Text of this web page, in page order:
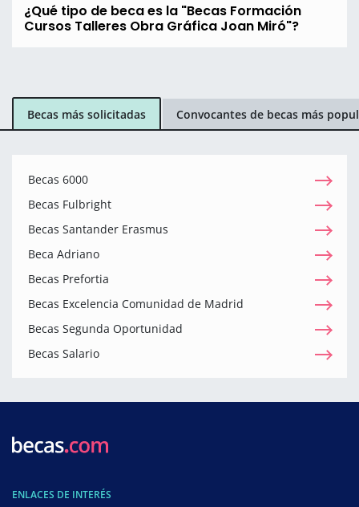
¿Qué tipo de beca es la "Becas Formación
Cursos Talleres Obra Gráfica Joan Miró"?
Becas más solicitadas Convocantes de becas más
Becas 6000
Becas Fulbright
Becas Santander Erasmus
Beca Adriano
Becas Prefortia
Becas Excelencia Comunidad de Madrid
Becas Segunda Oportunidad
Becas Salario
ENLACES DE INTERÉS